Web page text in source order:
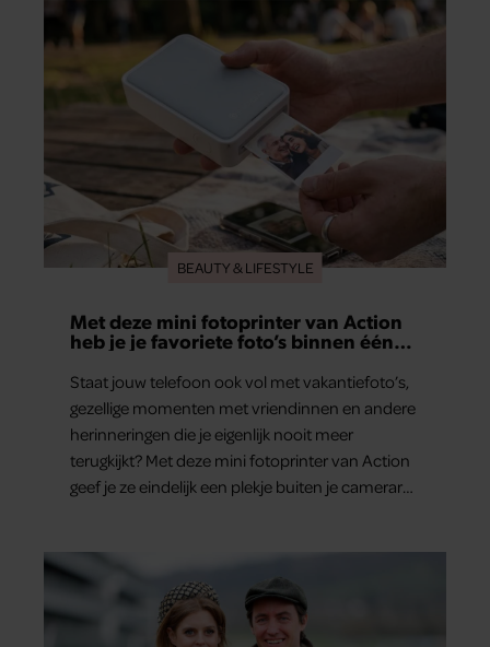
aan herinneringen op. Daar begon hun leven
samen en werd dochter Lola geboren.
BEAUTY & LIFESTYLE
Met deze mini fotoprinter van Action
heb je je favoriete foto’s binnen één
Staat jouw telefoon ook vol met vakantiefoto’s,
gezellige momenten met vriendinnen en andere
herinneringen die je eigenlijk nooit meer
terugkijkt? Met deze mini fotoprinter van Action
geef je ze eindelijk een plekje buiten je camerarol.